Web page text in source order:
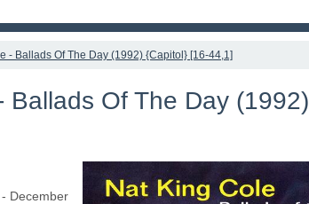
- Ballads Of The Day (1992) {Capitol} [16-44,1]
Ballads Of The Day (1992)
December